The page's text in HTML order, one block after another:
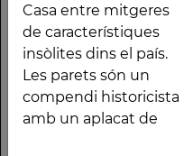
Casa entre mitgeres
de característiques
insòlites dins el país.
Les parets són un
compendi historicista
amb un aplacat de
mosaic, que es troba
escampat per tot el
poble, que es coïa
precisament al forn
soterrani d'aquesta
Descripció